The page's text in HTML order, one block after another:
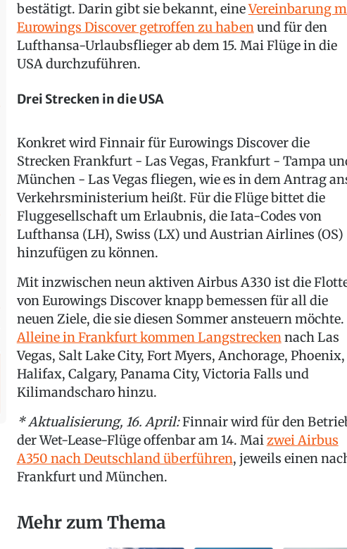
bestätigt. Darin gibt sie bekannt, eineVereinbarung
Eurowings Discover getroffen zu habenund für den
Lufthansa-Urlaubsflieger ab dem 15. Mai Flüge in die
USA durchzuführen.
Drei Strecken in die USA
Konkret wird Finnair für Eurowings Discover die
Strecken Frankfurt - Las Vegas, Frankfurt - Tampa
München - Las Vegas fliegen, wie es in dem Antrag
Verkehrsministerium heißt. Für die Flüge bittet die
Fluggesellschaft um Erlaubnis, die Iata-Codes von
Lufthansa (LH), Swiss (LX) und Austrian Airlines (OS)
hinzufügen zu können.
Mit inzwischen neun aktiven Airbus A330 ist die
von Eurowings Discover knapp bemessen für all die
neuen Ziele, die sie diesen Sommer ansteuern möchte.
Alleine in Frankfurt kommen Langstreckennach Las
Vegas, Salt Lake City, Fort Myers, Anchorage, Phoenix,
Halifax, Calgary, Panama City, Victoria Falls und
Kilimandscharo hinzu.
* Aktualisierung, 16. April:Finnair wird für den
der Wet-Lease-Flüge offenbar am 14. Maizwei Airbus
A350 nach Deutschland überführen, jeweils einen
Frankfurt und München.
Mehr zum Thema